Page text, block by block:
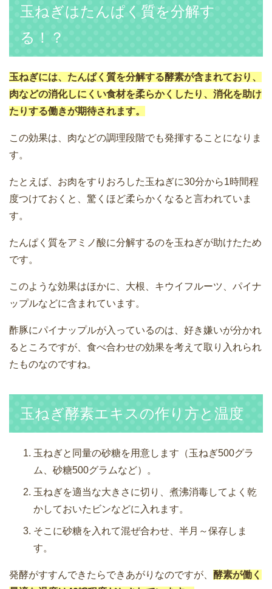
玉ねぎはたんぱく質を分解す
る！？
玉ねぎには、たんぱく質を分解する酵素が含まれており、
肉などの消化しにくい食材を柔らかくしたり、消化を助け
たりする働きが期待されます。
この効果は、肉などの調理段階でも発揮することになりま
す。
たとえば、お肉をすりおろした玉ねぎに30分から1時間程
度つけておくと、驚くほど柔らかくなると言われていま
す。
たんぱく質をアミノ酸に分解するのを玉ねぎが助けたため
です。
このような効果はほかに、大根、キウイフルーツ、パイナ
ップルなどに含まれています。
酢豚にパイナップルが入っているのは、好き嫌いが分かれ
るところですが、食べ合わせの効果を考えて取り入れられ
たものなのですね。
玉ねぎ酵素エキスの作り方と温度
玉ねぎと同量の砂糖を用意します（玉ねぎ500グラ
ム、砂糖500グラムなど）。
玉ねぎを適当な大きさに切り、煮沸消毒してよく乾
かしておいたビンなどに入れます。
そこに砂糖を入れて混ぜ合わせ、半月～保存しま
す。
発酵がすすんできたらできあがりなのですが、 酵素が働く